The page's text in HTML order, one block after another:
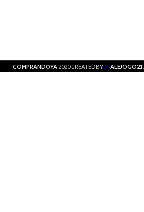
COMPRANDOYA 2020 CREATED BYX-ALEJOGO21